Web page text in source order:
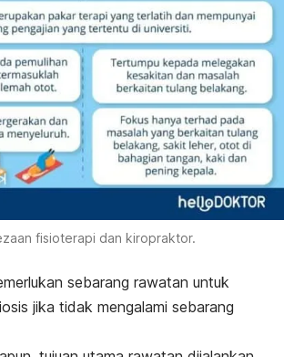
fisioterapi dan kiropraktor.
sebarang rawatan untuk
jika tidak mengalami sebarang